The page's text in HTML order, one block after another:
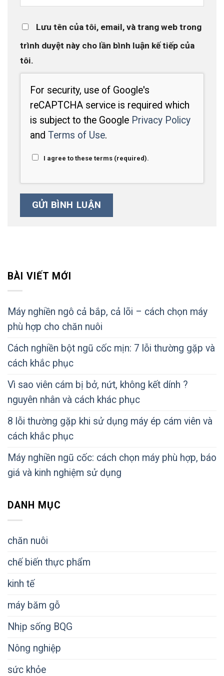
Lưu tên của tôi, email, và trang web trong
trình duyệt này cho lần bình luận kế tiếp của
tôi.
For security, use of Google's
reCAPTCHA service is required which
is subject to the Google Privacy Policy
andTerms of Use.
I agree to these terms (required).
BÀI VIẾT MỚI
Máy nghiền ngô cả bắp, cả lõi – cách chọn máy
phù hợp cho chăn nuôi
Cách nghiền bột ngũ cốc mịn: 7 lỗi thường gặp và
cách khắc phục
Vì sao viên cám bị bở, nứt, không kết dính ?
nguyên nhân và cách khác phục
8 lỗi thường gặp khi sử dụng máy ép cám viên và
cách khắc phục
Máy nghiền ngũ cốc: cách chọn máy phù hợp, báo
giá và kinh nghiệm sử dụng
DANH MỤC
chăn nuôi
chế biến thực phẩm
kinh tế
máy băm gỗ
Nhịp sống BQG
Nông nghiệp
sức khỏe